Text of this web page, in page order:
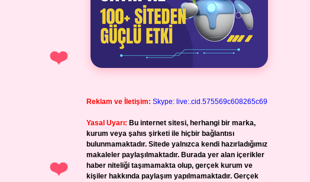
Reklam ve İletişim: Skype: live:.cid.575569c608265c69
Yasal Uyarı: Bu internet sitesi, herhangi bir marka,
kurum veya şahıs şirketi ile hiçbir bağlantısı
bulunmamaktadır. Sitede yalnızca kendi hazırladığımız
makaleler paylaşılmaktadır. Burada yer alan içerikler
haber niteliği taşımamakta olup, gerçek kurum ve
kişiler hakkında paylaşım yapılmamaktadır. Gerçek